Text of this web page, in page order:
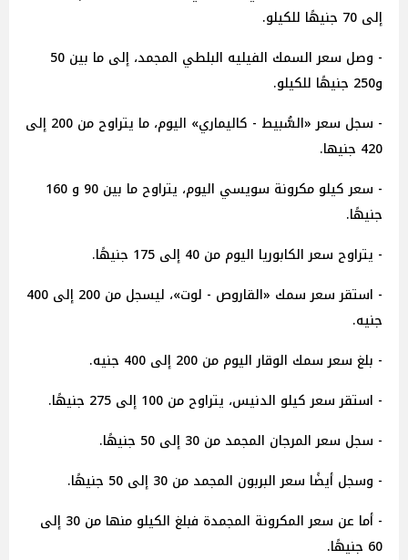
إلى 70 جنيهًا للكيلو.
- وصل سعر السمك الفيليه البلطي المجمد، إلى ما بين 50
و250 جنيهًا للكيلو.
- سجل سعر «السُّبيط - كاليماري» اليوم، ما يتراوح من 200 إلى
420 جنيها.
- سعر كيلو مكرونة سويسي اليوم، يتراوح ما بين 90 و 160
جنيهًا.
- يتراوح سعر الكابوريا اليوم من 40 إلى 175 جنيهًا.
- استقر سعر سمك «القاروص - لوت»، ليسجل من 200 إلى 400
جنيه.
- بلغ سعر سمك الوقار اليوم من 200 إلى 400 جنيه.
- استقر سعر كيلو الدنيس، يتراوح من 100 إلى 275 جنيهًا.
- سجل سعر المرجان المجمد من 30 إلى 50 جنيهًا.
- وسجل أيضًا سعر البربون المجمد من 30 إلى 50 جنيهًا.
- أما عن سعر المكرونة المجمدة فبلغ الكيلو منها من 30 إلى
60 جنيهًا.